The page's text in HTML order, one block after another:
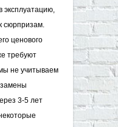
эксплуатацию,
сюрпризам.
ценового
требуют
не учитываем
3-5 лет